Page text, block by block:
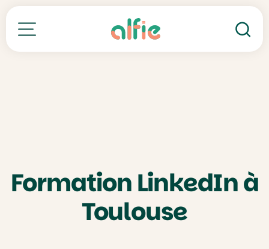
Toutes nos formations
Formation LinkedIn à
Toulouse